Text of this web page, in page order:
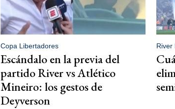
Copa Libertadores
Escándalo en la previa del
partido River vs Atlético
Mineiro: los gestos de
Deyverson
River